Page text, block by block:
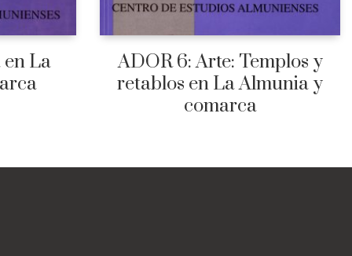
en La
ADOR 6: Arte: Templos y
retablos en La Almunia y
comarca